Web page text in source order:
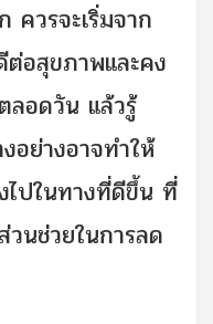
ควรจะเริ่มจาก
ต่อสุขภาพและคง
ลอดวัน แล้วรู้
อย่างอาจทำให้
ปในทางที่ดีขึ้น ที่
นช่วยในการลด